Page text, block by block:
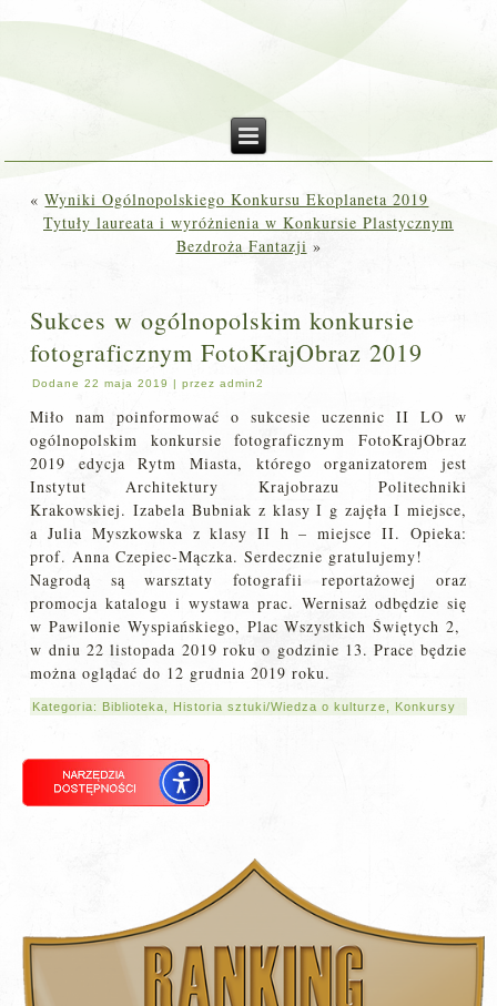
«Wyniki Ogólnopolskiego Konkursu Ekoplaneta 2019
Tytuły laureata i wyróżnienia w Konkursie Plastycznym
Bezdroża Fantazji »
Sukces w ogólnopolskim konkursie
fotograficznym FotoKrajObraz 2019
Dodane 22 maja 2019 |przez admin2
Miło nam poinformować o sukcesie uczennic II LO w
ogólnopolskim konkursie fotograficznym FotoKrajObraz
2019 edycja Rytm Miasta, którego organizatorem jest
Instytut Architektury Krajobrazu Politechniki
Krakowskiej. Izabela Bubniak z klasy I g zajęła I miejsce,
a Julia Myszkowska z klasy II h – miejsce II. Opieka:
prof. Anna Czepiec-Mączka. Serdecznie gratulujemy!
Nagrodą są warsztaty fotografii reportażowej oraz
promocja katalogu i wystawa prac. Wernisaż odbędzie się
w Pawilonie Wyspiańskiego, Plac Wszystkich Świętych 2,
w dniu 22 listopada 2019 roku o godzinie 13. Prace będzie
można oglądać do 12 grudnia 2019 roku.
Kategoria: Biblioteka Historia sztuki/Wiedza o kulturze Konkursy